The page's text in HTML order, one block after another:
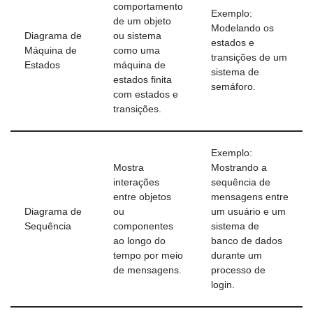
Diagrama de
Máquina de
Estados
comportamento
de um objeto
ou sistema
como uma
máquina de
estados finita
com estados e
transições.
Exemplo:
Modelando os
estados e
transições de um
sistema de
semáforo.
Diagrama de
Sequência
Mostra
interações
entre objetos
ou
componentes
ao longo do
tempo por meio
de mensagens.
Exemplo:
Mostrando a
sequência de
mensagens entre
um usuário e um
sistema de
banco de dados
durante um
processo de
login.